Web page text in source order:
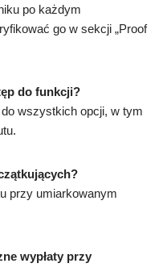
po każdym
go w sekcji „Proof
do funkcji?
wszystkich opcji, w tym
przy umiarkowanym
wypłaty przy